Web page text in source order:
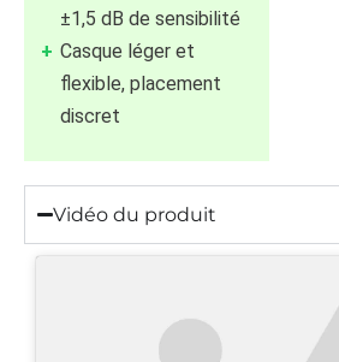
±1,5 dB de sensibilité
Casque léger et
flexible, placement
discret
Vidéo du produit